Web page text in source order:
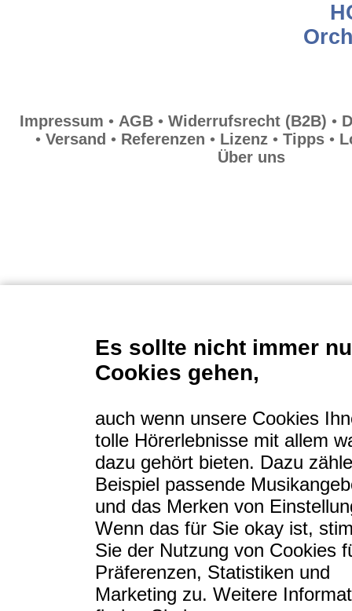
Es sollte nicht immer
Cookies gehen,
auch wenn unsere Cookies
tolle Hörerlebnisse mit allem
dazu gehört bieten. Dazu
Beispiel passende
und das Merken von
Wenn das für Sie okay ist,
Sie der Nutzung von Cookies
Präferenzen, Statistiken und
Marketing zu. Weitere
Tipps
Über uns
Impressum • AGB• Widerrufsrecht (B2B) •
• Versand • Referenzen • Lizenz• Tipps•
Über uns